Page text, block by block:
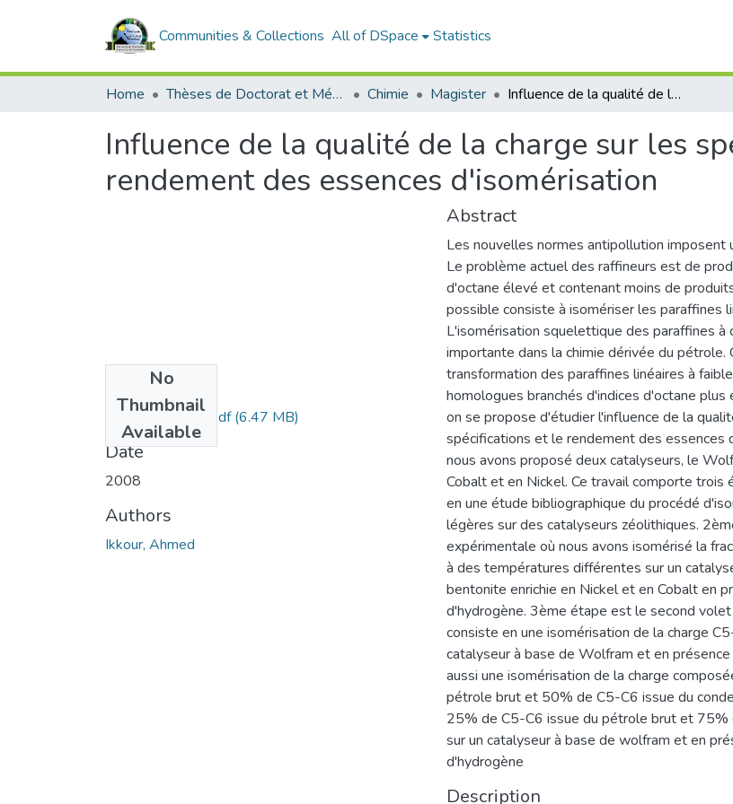
Communities & Collections All of DSpace Statistics
Home Thèses de Doctorat et Mémoires de Magister Chimie Magister Influence de la qualité de la charge sur les spécifications et le rendement des essences d'isomérisation
Influence de la qualité de la charge sur les
rendement des essences d'isomérisation
No
Thumbnail
Available
IKKOUR Ahmed.pdf(6.47 MB)
Date
2008
Authors
Ikkour, Ahmed
Abstract
Les nouvelles normes antipollution imposent
Le problème actuel des raffineurs est de
d'octane élevé et contenant moins de
possible consiste à isomériser les paraffines
L'isomérisation squelettique des paraffines à
importante dans la chimie dérivée du pétrole.
transformation des paraffines linéaires à
homologues branchés d'indices d'octane
on se propose d'étudier l'influence de la
spécifications et le rendement des essences
nous avons proposé deux catalyseurs, le
Cobalt et en Nickel. Ce travail comporte
en une étude bibliographique du procédé
légères sur des catalyseurs zéolithiques.
expérimentale où nous avons isomérisé la
à des températures différentes sur un
bentonite enrichie en Nickel et en Cobalt en
d'hydrogène. 3ème étape est le second
consiste en une isomérisation de la charge
catalyseur à base de Wolfram et en
aussi une isomérisation de la charge
pétrole brut et 50% de C5-C6 issue du
25% de C5-C6 issue du pétrole brut et 75%
sur un catalyseur à base de wolfram et en
d'hydrogène
Description